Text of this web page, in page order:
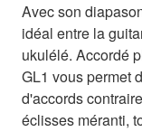
Avec son
idéal entre la
ukulélé. Accordé
GL1 vous permet
d'accords
éclisses méranti,